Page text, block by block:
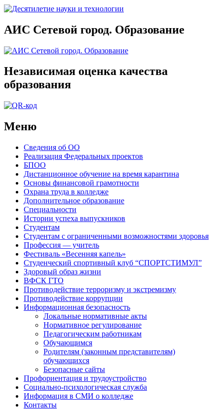
АИС Сетевой город. Образование
Независимая оценка качества
образования
Меню
Сведения об ОО
Реализация Федеральных проектов
БПОО
Дистанционное обучение на время карантина
Основы финансовой грамотности
Охрана труда в колледже
Дополнительное образование
Специальности
Истории успеха выпускников
Студентам
Студентам с ограниченными возможностями здоровья
Профессия — учитель
Фестиваль «Весенняя капель»
Студенческий спортивный клуб “СПОРТСТИМУЛ”
Здоровый образ жизни
ВФСК ГТО
Противодействие терроризму и экстремизму
Противодействие коррупции
Информационная безопасность
Локальные нормативные акты
Нормативное регулирование
Педагогическим работникам
Обучающимся
Родителям (законным представителям)
обучающихся
Безопасные сайты
Профориентация и трудоустройство
Социально-психологическая служба
Информация в СМИ о колледже
Контакты